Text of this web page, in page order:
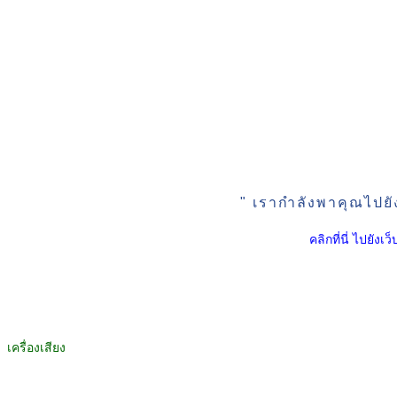
" เรากำลังพาคุณไปยั
คลิกที่นี่ ไปยังเ
เครื่องเสียง